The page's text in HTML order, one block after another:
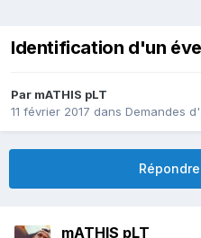
Identification d'un
Par mATHIS pLT
11 février 2017 dans Demandes
mATHIS pLT